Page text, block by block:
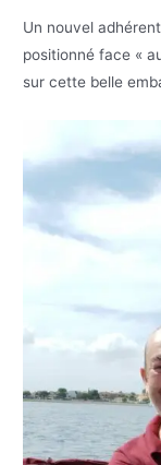
Un nouvel
positionné face «
sur cette belle